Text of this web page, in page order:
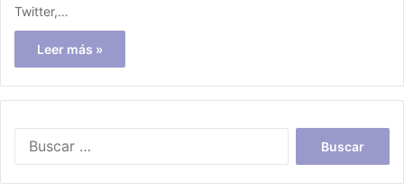
Twitter,…
Leer más »